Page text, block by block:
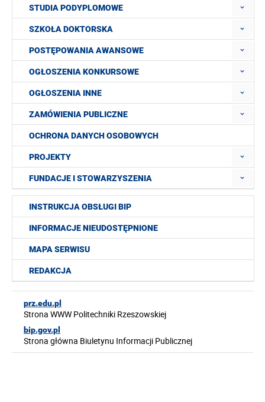
STUDIA PODYPLOMOWE
SZKOŁA DOKTORSKA
POSTĘPOWANIA AWANSOWE
OGŁOSZENIA KONKURSOWE
OGŁOSZENIA INNE
ZAMÓWIENIA PUBLICZNE
OCHRONA DANYCH OSOBOWYCH
PROJEKTY
FUNDACJE I STOWARZYSZENIA
INSTRUKCJA OBSŁUGI BIP
INFORMACJE NIEUDOSTĘPNIONE
MAPA SERWISU
REDAKCJA
prz.edu.pl
Strona WWW Politechniki Rzeszowskiej
bip.gov.pl
Strona główna Biuletynu Informacji Publicznej